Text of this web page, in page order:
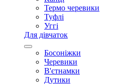
Термо черевики
Туфлі
Уггі
Для дівчаток
Босоніжки
Черевики
В'єтнамки
Дутики